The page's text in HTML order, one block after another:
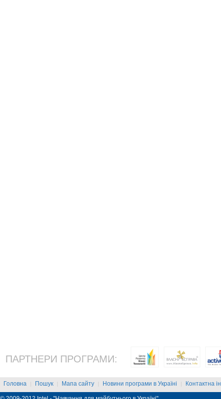
ПАРТНЕРИ ПРОГРАМИ:
Головна | Пошук | Мапа сайту | Новини програми в Україні | Контактна